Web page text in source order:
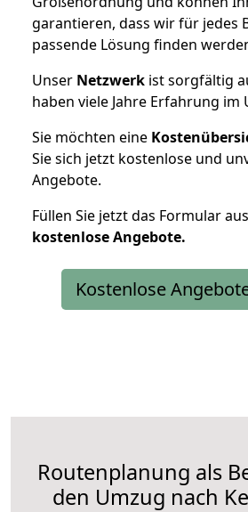
garantieren, dass wir für jedes
passende Lösung finden
Unser Netzwerk ist sorgfältig
haben viele Jahre Erfahrung im
Sie möchten eine
Sie sich jetzt kostenlose und
Angebote.
Füllen Sie jetzt das Formular
kostenloseAngebote.
Kostenlose
Routenplanung als
den Umzug nach